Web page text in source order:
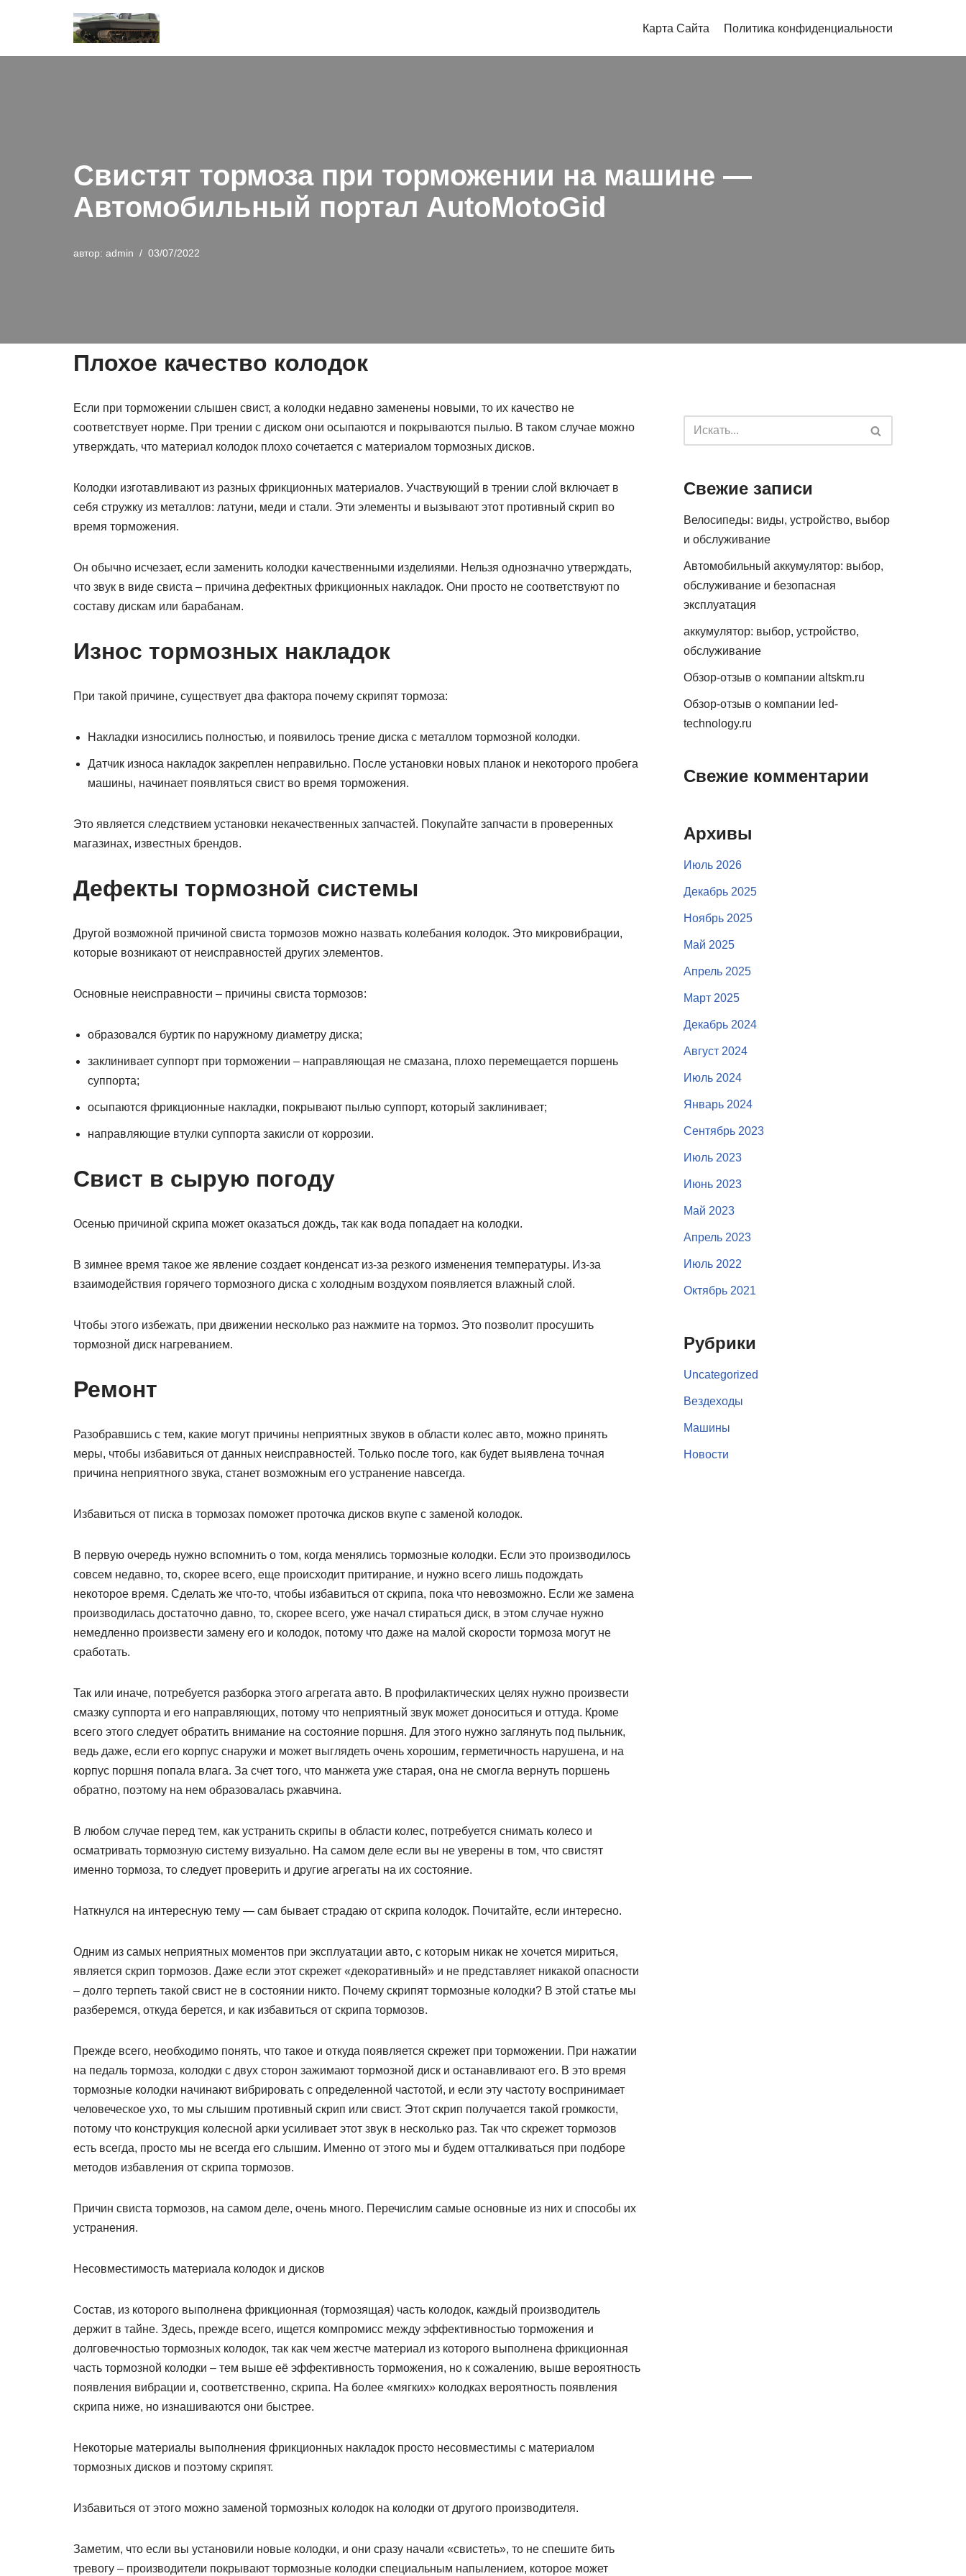
к
Карта Сайта Политика конфиденциальности
Свистят тормоза при торможении на машине —
Автомобильный портал AutoMotoGid
автор: admin 03/07/2022
Плохое качество колодок
Если при торможении слышен свист, а колодки недавно заменены новыми, то их качество не
соответствует норме. При трении с диском они осыпаются и покрываются пылью. В таком случае можно
утверждать, что материал колодок плохо сочетается с материалом тормозных дисков.
Колодки изготавливают из разных фрикционных материалов. Участвующий в трении слой включает в
себя стружку из металлов: латуни, меди и стали. Эти элементы и вызывают этот противный скрип во
время торможения.
Он обычно исчезает, если заменить колодки качественными изделиями. Нельзя однозначно утверждать,
что звук в виде свиста – причина дефектных фрикционных накладок. Они просто не соответствуют по
составу дискам или барабанам.
Износ тормозных накладок
При такой причине, существует два фактора почему скрипят тормоза:
Накладки износились полностью, и появилось трение диска с металлом тормозной колодки.
Датчик износа накладок закреплен неправильно. После установки новых планок и некоторого пробега
машины, начинает появляться свист во время торможения.
Это является следствием установки некачественных запчастей. Покупайте запчасти в проверенных
магазинах, известных брендов.
Дефекты тормозной системы
Другой возможной причиной свиста тормозов можно назвать колебания колодок. Это микровибрации,
которые возникают от неисправностей других элементов.
Основные неисправности – причины свиста тормозов:
образовался буртик по наружному диаметру диска;
заклинивает суппорт при торможении – направляющая не смазана, плохо перемещается поршень
суппорта;
осыпаются фрикционные накладки, покрывают пылью суппорт, который заклинивает;
направляющие втулки суппорта закисли от коррозии.
Свист в сырую погоду
Осенью причиной скрипа может оказаться дождь, так как вода попадает на колодки.
В зимнее время такое же явление создает конденсат из-за резкого изменения температуры. Из-за
взаимодействия горячего тормозного диска с холодным воздухом появляется влажный слой.
Чтобы этого избежать, при движении несколько раз нажмите на тормоз. Это позволит просушить
тормозной диск нагреванием.
Ремонт
Разобравшись с тем, какие могут причины неприятных звуков в области колес авто, можно принять
меры, чтобы избавиться от данных неисправностей. Только после того, как будет выявлена точная
причина неприятного звука, станет возможным его устранение навсегда.
Избавиться от писка в тормозах поможет проточка дисков вкупе с заменой колодок.
В первую очередь нужно вспомнить о том, когда менялись тормозные колодки. Если это производилось
совсем недавно, то, скорее всего, еще происходит притирание, и нужно всего лишь подождать
некоторое время. Сделать же что-то, чтобы избавиться от скрипа, пока что невозможно. Если же замена
производилась достаточно давно, то, скорее всего, уже начал стираться диск, в этом случае нужно
немедленно произвести замену его и колодок, потому что даже на малой скорости тормоза могут не
сработать.
Так или иначе, потребуется разборка этого агрегата авто. В профилактических целях нужно произвести
смазку суппорта и его направляющих, потому что неприятный звук может доноситься и оттуда. Кроме
всего этого следует обратить внимание на состояние поршня. Для этого нужно заглянуть под пыльник,
ведь даже, если его корпус снаружи и может выглядеть очень хорошим, герметичность нарушена, и на
корпус поршня попала влага. За счет того, что манжета уже старая, она не смогла вернуть поршень
обратно, поэтому на нем образовалась ржавчина.
В любом случае перед тем, как устранить скрипы в области колес, потребуется снимать колесо и
осматривать тормозную систему визуально. На самом деле если вы не уверены в том, что свистят
именно тормоза, то следует проверить и другие агрегаты на их состояние.
Наткнулся на интересную тему — сам бывает страдаю от скрипа колодок. Почитайте, если интересно.
Одним из самых неприятных моментов при эксплуатации авто, с которым никак не хочется мириться,
является скрип тормозов. Даже если этот скрежет «декоративный» и не представляет никакой опасности
– долго терпеть такой свист не в состоянии никто. Почему скрипят тормозные колодки? В этой статье мы
разберемся, откуда берется, и как избавиться от скрипа тормозов.
Прежде всего, необходимо понять, что такое и откуда появляется скрежет при торможении. При нажатии
на педаль тормоза, колодки с двух сторон зажимают тормозной диск и останавливают его. В это время
тормозные колодки начинают вибрировать с определенной частотой, и если эту частоту воспринимает
человеческое ухо, то мы слышим противный скрип или свист. Этот скрип получается такой громкости,
потому что конструкция колесной арки усиливает этот звук в несколько раз. Так что скрежет тормозов
есть всегда, просто мы не всегда его слышим. Именно от этого мы и будем отталкиваться при подборе
методов избавления от скрипа тормозов.
Причин свиста тормозов, на самом деле, очень много. Перечислим самые основные из них и способы их
устранения.
Несовместимость материала колодок и дисков
Состав, из которого выполнена фрикционная (тормозящая) часть колодок, каждый производитель
держит в тайне. Здесь, прежде всего, ищется компромисс между эффективностью торможения и
долговечностью тормозных колодок, так как чем жестче материал из которого выполнена фрикционная
часть тормозной колодки – тем выше её эффективность торможения, но к сожалению, выше вероятность
появления вибрации и, соответственно, скрипа. На более «мягких» колодках вероятность появления
скрипа ниже, но изнашиваются они быстрее.
Некоторые материалы выполнения фрикционных накладок просто несовместимы с материалом
тормозных дисков и поэтому скрипят.
Избавиться от этого можно заменой тормозных колодок на колодки от другого производителя.
Заметим, что если вы установили новые колодки, и они сразу начали «свистеть», то не спешите бить
тревогу – производители покрывают тормозные колодки специальным напылением, которое может
Свежие записи
Велосипеды: виды, устройство, выбор
и обслуживание
Автомобильный аккумулятор: выбор,
обслуживание и безопасная
эксплуатация
аккумулятор: выбор, устройство,
обслуживание
Обзор-отзыв о компании altskm.ru
Обзор-отзыв о компании led-
technology.ru
Свежие комментарии
Архивы
Июль 2026
Декабрь 2025
Ноябрь 2025
Май 2025
Апрель 2025
Март 2025
Декабрь 2024
Август 2024
Июль 2024
Январь 2024
Сентябрь 2023
Июль 2023
Июнь 2023
Май 2023
Апрель 2023
Июль 2022
Октябрь 2021
Рубрики
Uncategorized
Вездеходы
Машины
Новости